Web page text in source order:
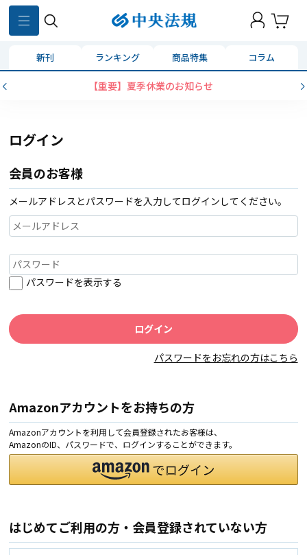
新刊 ランキング 商品特集 コラム
【重要】夏季休業のお知らせ
ログイン
会員のお客様
メールアドレスとパスワードを入力してログインしてください。
パスワードを表示する
パスワードをお忘れの方はこちら
Amazonアカウントをお持ちの方
Amazonアカウントを利用して会員登録されたお客様は、
AmazonのID、パスワードで、ログインすることができます。
はじめてご利用の方・会員登録されていない方